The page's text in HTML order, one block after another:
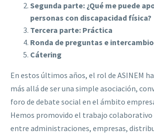
Segunda parte: ¿Qué me puede
personas con discapacidad física?
Tercera parte: Práctica
Ronda de preguntas e
Cátering
En estos últimos años, el rol de ASINEM
más allá de ser una simple asociación,
foro de debate social en el ámbito
Hemos promovido el trabajo colaborativo
entre administraciones, empresas,